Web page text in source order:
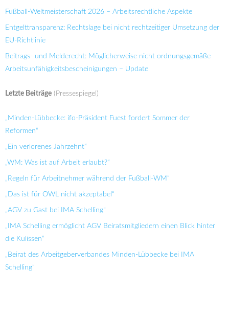
Fußball-Weltmeisterschaft 2026 – Arbeitsrechtliche Aspekte
Entgelttransparenz: Rechtslage bei nicht rechtzeitiger Umsetzung der
EU-Richtlinie
Beitrags- und Melderecht: Möglicherweise nicht ordnungsgemäße
Arbeitsunfähigkeitsbescheinigungen – Update
Letzte Beiträge (Pressespiegel)
„Minden-Lübbecke: ifo-Präsident Fuest fordert Sommer der
Reformen“
„Ein verlorenes Jahrzehnt“
„WM: Was ist auf Arbeit erlaubt?“
„Regeln für Arbeitnehmer während der Fußball-WM“
„Das ist für OWL nicht akzeptabel“
„AGV zu Gast bei IMA Schelling“
„IMA Schelling ermöglicht AGV Beiratsmitgliedern einen Blick hinter
die Kulissen“
„Beirat des Arbeitgeberverbandes Minden-Lübbecke bei IMA
Schelling“